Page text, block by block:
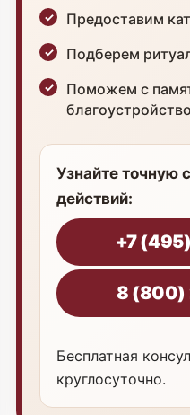
Предоставим
Подберем
Поможем с
Узнайте точную
действий:
+7
8
Бесплатная
круглосуточно.